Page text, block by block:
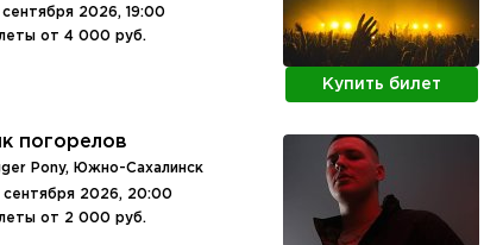
сентября 2026, 19:00
от 4 000 руб.
Купить билет
погорелов
Pony, Южно-Сахалинск
сентября 2026, 20:00
от 2 000 руб.